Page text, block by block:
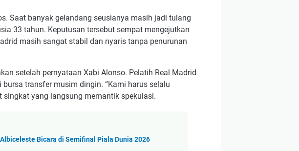
Saat banyak gelandang seusianya masih jadi tulang
33 tahun. Keputusan tersebut sempat mengejutkan
masih sangat stabil dan nyaris tanpa penurunan
setelah pernyataan Xabi Alonso. Pelatih Real Madrid
transfer musim dingin. “Kami harus selalu
singkat yang langsung memantik spekulasi.
Bicara di Semifinal Piala Dunia 2026